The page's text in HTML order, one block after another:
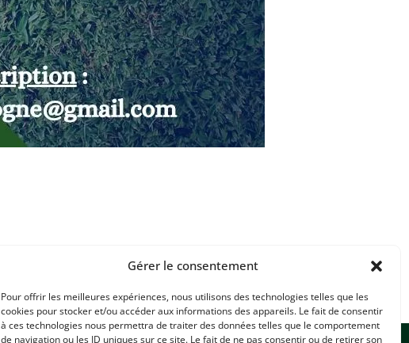
Gérer le consentement
Pour offrir les meilleures expériences, nous utilisons des technologies telles que les
cookies pour stocker et/ou accéder aux informations des appareils. Le fait de consentir
à ces technologies nous permettra de traiter des données telles que le comportement
de navigation ou les ID uniques sur ce site. Le fait de ne pas consentir ou de retirer son